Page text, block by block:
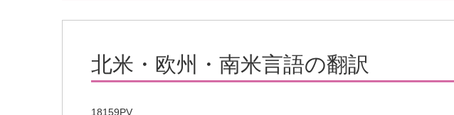
北米・欧州・南米言語の翻訳
18159PV